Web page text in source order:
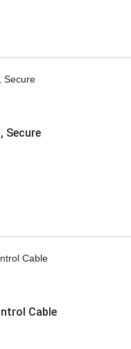
Secure
Cable